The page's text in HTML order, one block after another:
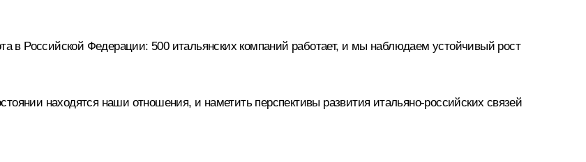
в Российской Федерации: 500 итальянских компаний работает, и мы наблюдаем устойчивый рост
находятся наши отношения, и наметить перспективы развития итальяно-российских связей